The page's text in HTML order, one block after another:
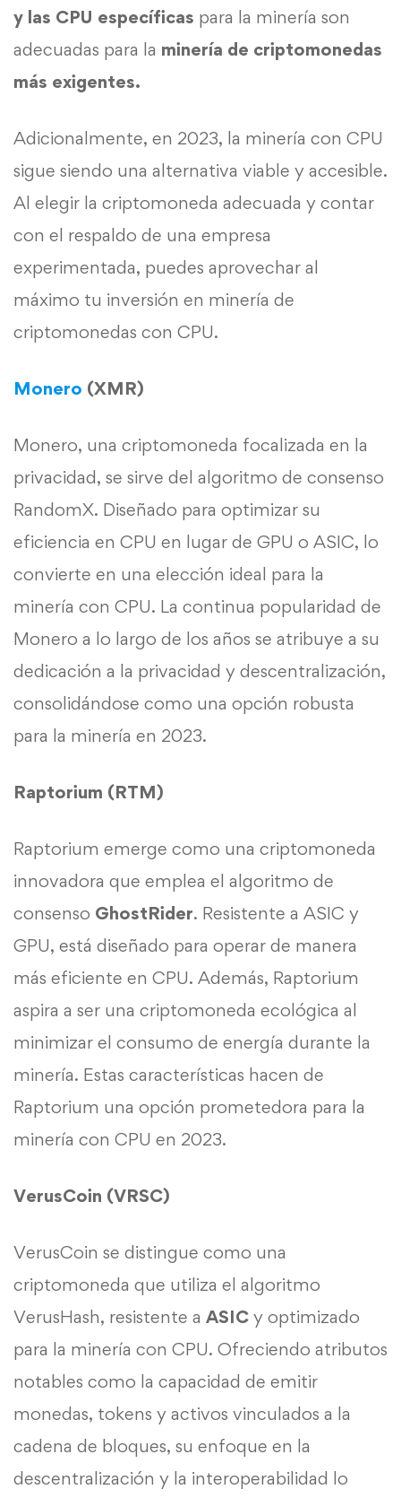
y las CPU específicas para la minería son
adecuadas para la minería de criptomonedas
más exigentes.
Adicionalmente, en 2023, la minería con CPU
sigue siendo una alternativa viable y accesible.
Al elegir la criptomoneda adecuada y contar
con el respaldo de una empresa
experimentada, puedes aprovechar al
máximo tu inversión en minería de
criptomonedas con CPU.
Monero (XMR)
Monero, una criptomoneda focalizada en la
privacidad, se sirve del algoritmo de consenso
RandomX. Diseñado para optimizar su
eficiencia en CPU en lugar de GPU o ASIC, lo
convierte en una elección ideal para la
minería con CPU. La continua popularidad de
Monero a lo largo de los años se atribuye a su
dedicación a la privacidad y descentralización,
consolidándose como una opción robusta
para la minería en 2023.
Raptorium (RTM)
Raptorium emerge como una criptomoneda
innovadora que emplea el algoritmo de
consenso GhostRider. Resistente a ASIC y
GPU, está diseñado para operar de manera
más eficiente en CPU. Además, Raptorium
aspira a ser una criptomoneda ecológica al
minimizar el consumo de energía durante la
minería. Estas características hacen de
Raptorium una opción prometedora para la
minería con CPU en 2023.
VerusCoin (VRSC)
VerusCoin se distingue como una
criptomoneda que utiliza el algoritmo
VerusHash, resistente a ASIC y optimizado
para la minería con CPU. Ofreciendo atributos
notables como la capacidad de emitir
monedas, tokens y activos vinculados a la
cadena de bloques, su enfoque en la
descentralización y la interoperabilidad lo